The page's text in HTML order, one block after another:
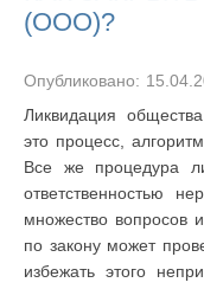
(ООО)?
Опубликовано:
Ликвидация
это процесс,
Все же процедура
ответственностью
множество вопросов
по закону может
избежать этого